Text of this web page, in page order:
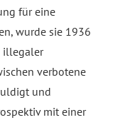
für eine
wurde sie 1936
illegaler
verbotene
und
mit einer